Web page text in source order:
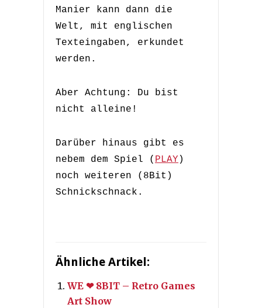
Manier kann dann die
Welt, mit englischen
Texteingaben, erkundet
werden.
Aber Achtung: Du bist
nicht alleine!
Darüber hinaus gibt es
nebem dem Spiel ( PLAY )
noch weiteren (8Bit)
Schnickschnack.
Ähnliche Artikel:
WE ❤ 8BIT – Retro Games
Art Show